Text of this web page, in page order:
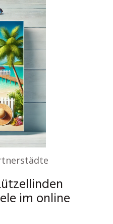
im online